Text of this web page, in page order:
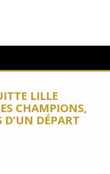
LILLE
CHAMPIONS,
D’UN DÉPART